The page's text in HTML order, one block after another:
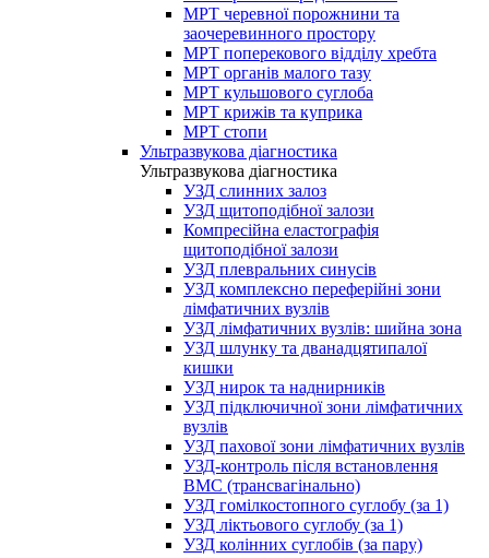
МРТ черевної порожнини та
заочеревинного простору
МРТ поперекового відділу хребта
МРТ органів малого тазу
МРТ кульшового суглоба
МРТ крижів та куприка
МРТ стопи
Ультразвукова діагностика
Ультразвукова діагностика
УЗД слинних залоз
УЗД щитоподібної залози
Компресійна еластографія
щитоподібної залози
УЗД плевральних синусів
УЗД комплексно переферійні зони
лімфатичних вузлів
УЗД лімфатичних вузлів: шийна зона
УЗД шлунку та дванадцятипалої
кишки
УЗД нирок та наднирників
УЗД підключичної зони лімфатичних
вузлів
УЗД пахової зони лімфатичних вузлів
УЗД-контроль після встановлення
ВМС (трансвагінально)
УЗД гомілкостопного суглобу (за 1)
УЗД ліктьового суглобу (за 1)
УЗД колінних суглобів (за пару)